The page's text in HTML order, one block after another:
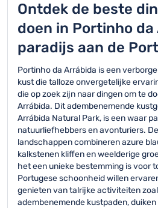
Ontdek de beste
doen in Portinho da
paradijs aan de
Portinho da Arrábida is een
kust die talloze onvergetelijke
die op zoek zijn naar dingen om te
Arrábida. Dit adembenemende
Arrábida Natural Park, is een waar
natuurliefhebbers en avonturiers.
landschappen combineren azure
kalkstenen kliffen en weelderige
het een unieke bestemming is voor
Portugese schoonheid willen
genieten van talrijke activiteiten
adembenemende kustpaden,